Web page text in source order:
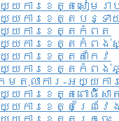
យការខេត្តសៀមរា
យការខេត្តបន្ទា
យ្យការខេត្តកំពត
យ្យការខេត្តកំពង់
ការខេត្តតាកែវ
យ្យការខេត្តកំពង់
មតុលាការ-អយ្យក
យការខេត្តពោធិ៍សា
យការខេត្តព្រៃវែ